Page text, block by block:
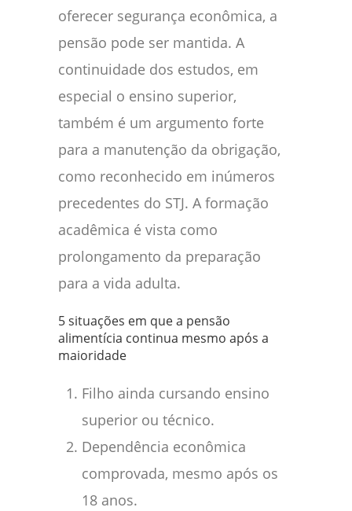
oferecer segurança econômica, a
pensão pode ser mantida. A
continuidade dos estudos, em
especial o ensino superior,
também é um argumento forte
para a manutenção da obrigação,
como reconhecido em inúmeros
precedentes do STJ. A formação
acadêmica é vista como
prolongamento da preparação
para a vida adulta.
5 situações em que a pensão
alimentícia continua mesmo após a
maioridade
Filho ainda cursando ensino
superior ou técnico.
Dependência econômica
comprovada, mesmo após os
18 anos.